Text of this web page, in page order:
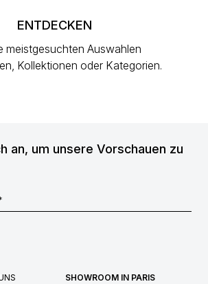
ENTDECKEN
meistgesuchten Auswahlen
Kollektionen oder Kategorien.
an, um unsere Vorschauen zu
SHOWROOM IN PARIS